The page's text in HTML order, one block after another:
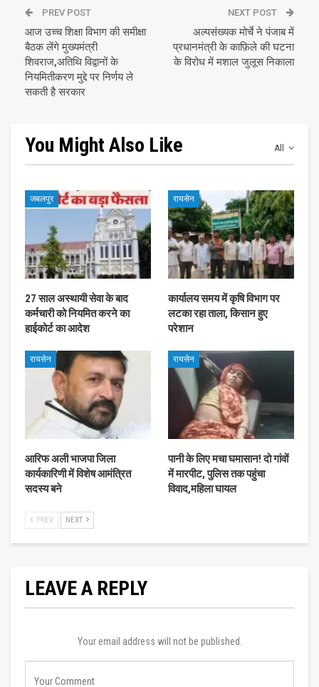
PREV POST
आज उच्च शिक्षा विभाग की समीक्षा
बैठक लेंगे मुख्यमंत्री
शिवराज,अतिथि विद्वानों के
नियमितीकरण मुद्दे पर निर्णय ले
सकती है सरकार
NEXT POST
अल्पसंख्यक मोर्चे ने पंजाब में
प्रधानमंत्री के काफ़िले की घटना
के विरोध में मशाल जुलूस निकाला
All
You Might Also Like
जबलपुर
27 साल अस्थायी सेवा के बाद
कर्मचारी को नियमित करने का
हाईकोर्ट का आदेश
रायसेन
कार्यालय समय में कृषि विभाग पर
लटका रहा ताला, किसान हुए
परेशान
रायसेन
आरिफ अली भाजपा जिला
कार्यकारिणी में विशेष आमंत्रित
सदस्य बने
रायसेन
पानी के लिए मचा घमासान! दो गांवों
में मारपीट, पुलिस तक पहुंचा
विवाद,महिला घायल
PREV NEXT
LEAVE A REPLY
Your email address will not be published.